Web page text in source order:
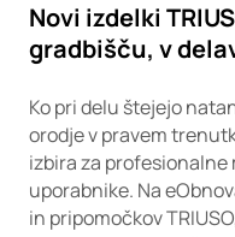
Novi izdelki
gradbišču, v
Ko pri delu štejejo
orodje v pravem
izbira za
uporabnike. Na
in pripomočkov